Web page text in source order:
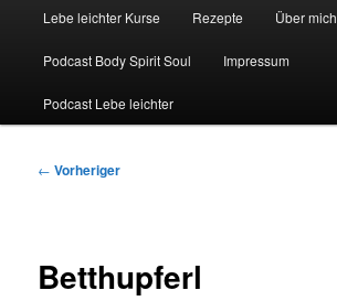
Lebe leichter Kurse Rezepte Über mich
Podcast Body Spirit Soul Impressum
Podcast Lebe leichter
Beitragsnavigation
← Vorheriger
Betthupferl